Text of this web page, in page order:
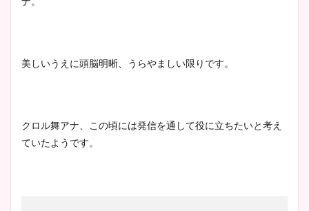
美しいうえに頭脳明晰、うらやましい限りです。
クロル舞アナ、この頃には発信を通して役に立ちたいと考え
ていたようです。